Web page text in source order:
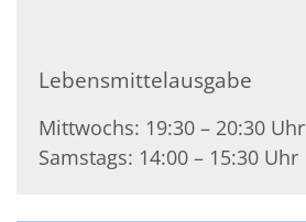
Lebensmittelausgabe
Mittwochs: 19:30 – 20:30 Uhr
Samstags: 14:00 – 15:30 Uhr